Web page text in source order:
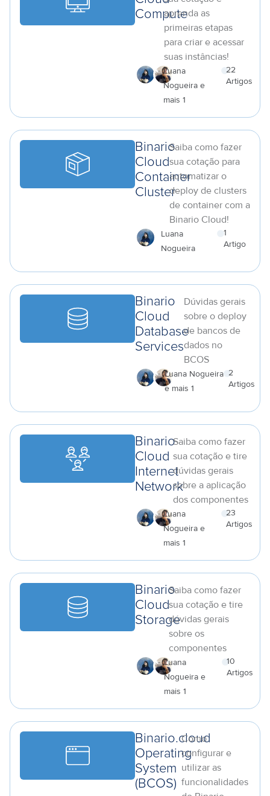
Computeaprenda as
primeiras etapas
para criar e acessar
suas instâncias!
Luana
Nogueira e
mais 1
22
Artigos
Binario
Cloud
Container
Cluster
Saiba como fazer
sua cotação para
automatizar o
deploy de clusters
de container com a
Binario Cloud!
Luana
Nogueira
1
Artigo
Binario
Cloud
Database
Services
Dúvidas gerais
sobre o deploy
de bancos de
dados no
BCOS
Luana Nogueira
e mais 1
2
Artigos
Binario
Cloud
Internet
Network
Saiba como fazer
sua cotação e tire
dúvidas gerais
sobre a aplicação
dos componentes
Luana
Nogueira e
mais 1
23
Artigos
Binario
Cloud
Storage
Saiba como fazer
sua cotação e tire
dúvidas gerais
sobre os
componentes
Luana
Nogueira e
mais 1
10
Artigos
Binario.cloud
Operating
System
(BCOS)
Como
configurar e
utilizar as
funcionalidades